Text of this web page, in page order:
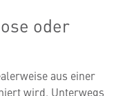
oder
aus einer
wird. Unterwegs